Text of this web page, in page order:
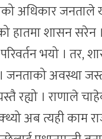
अधिकार जनताले
हातमा शासन
भयो । तर,
जनताको अवस्था
रह्यो । राणाले
अब त्यही काम